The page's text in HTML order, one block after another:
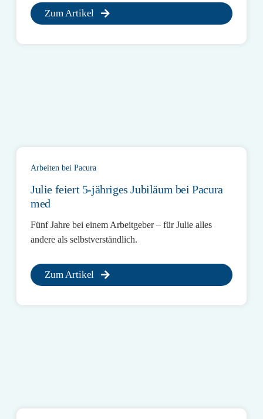
Zum Artikel
Arbeiten bei Pacura
Julie feiert 5-jähriges Jubiläum bei Pacura
med
Fünf Jahre bei einem Arbeitgeber – für Julie alles
andere als selbstverständlich.
Zum Artikel